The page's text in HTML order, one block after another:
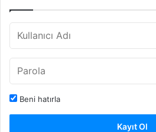
Beni hatırla
Kayıt Ol